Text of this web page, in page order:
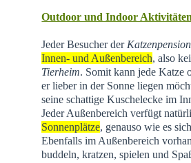
Outdoor und Indoor Aktivitäten
Jeder Besucher der Katzenpension
Innen- und Außenbereich, also
Tierheim. Somit kann jede Katze
er lieber in der Sonne liegen
seine schattige Kuschelecke im
Jeder Außenbereich verfügt
Sonnenplätze, genauso wie es
Ebenfalls im Außenbereich
buddeln, kratzen, spielen und